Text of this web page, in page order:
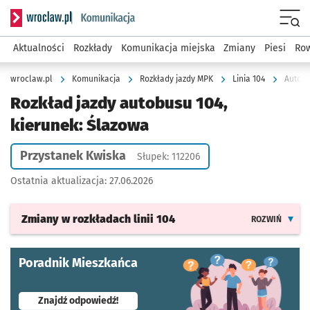
Serwis informacyjny wroclaw.pl podserwis: Komunikacja
Aktualności Rozkłady Komunikacja miejska Zmiany Piesi
wroclaw.pl Komunikacja Rozkłady jazdy MPK Linia 104
Rozkład jazdy autobusu 104,
kierunek: Ślazowa
Przystanek Kwiska Słupek: 112206
Ostatnia aktualizacja: 27.06.2026
Zmiany w rozkładach linii 104 ROZWIŃ
Poradnik Mieszkańca
Znajdź odpowiedź!- otworzy się w nowej karcie